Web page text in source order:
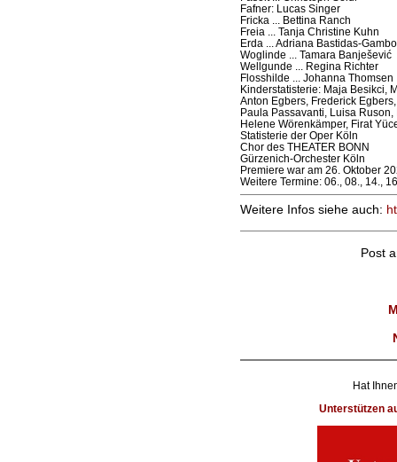
Fafner: Lucas Singer
Fricka ... Bettina Ranch
Freia ... Tanja Christine Kuhn
Erda ... Adriana Bastidas-
Woglinde ... Tamara Banješević
Wellgunde ... Regina Richter
Flosshilde ... Johanna Thomsen
Kinderstatisterie: Maja Besikci,
Anton Egbers, Frederick
Paula Passavanti, Luisa
Helene Wörenkämper, Firat
Statisterie der Oper Köln
Chor des THEATER BONN
Gürzenich-Orchester Köln
Premiere war am 26. Oktober
Weitere Termine: 06., 08., 14.,
Weitere Infos siehe auch:
Post
Hat
Unterstützen